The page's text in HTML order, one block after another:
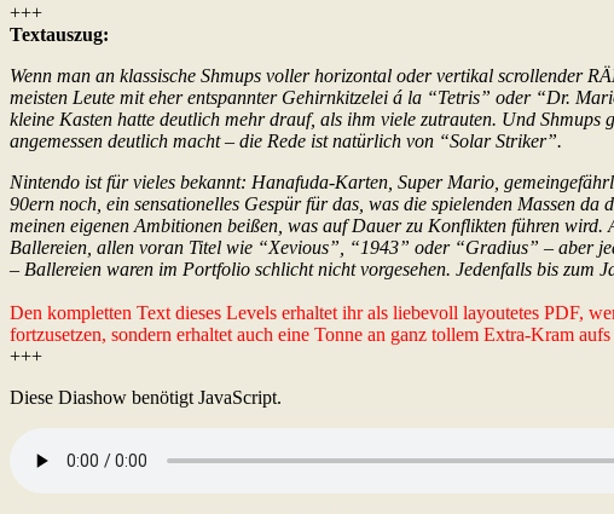
+++
Textauszug:
Wenn man an klassische Shmups voller horizontal oder vertikal scrollender
meisten Leute mit eher entspannter Gehirnkitzelei á la “Tetris” oder “Dr.
kleine Kasten hatte deutlich mehr drauf, als ihm viele zutrauten. Und
angemessen deutlich macht – die Rede ist natürlich von “Solar Striker”.
Nintendo ist für vieles bekannt: Hanafuda-Karten, Super Mario,
90ern noch, ein sensationelles Gespür für das, was die spielenden Massen
meinen eigenen Ambitionen beißen, was auf Dauer zu Konflikten führen
Ballereien, allen voran Titel wie “Xevious”, “1943” oder “Gradius” – aber
– Ballereien waren im Portfolio schlicht nicht vorgesehen. Jedenfalls bis zum
Den kompletten Text dieses Levels erhaltet ihr als liebevoll layoutetes PDF,
fortzusetzen, sondern erhaltet auch eine Tonne an ganz tollem Extra-Kram
+++
Diese Diashow benötigt JavaScript.